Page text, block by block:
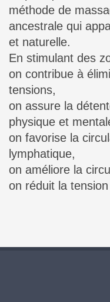
méthode de
ancestrale qui
et naturelle.
En stimulant des
on contribue à
tensions,
on assure la
physique et
on favorise la
lymphatique,
on améliore la
on réduit la